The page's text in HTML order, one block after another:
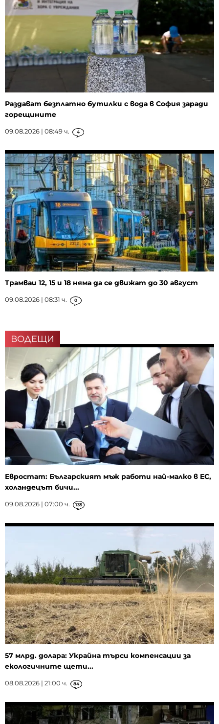
Раздават безплатно бутилки с вода в София заради
горещините
09.08.2026 | 08:49 ч. 4
Трамваи 12, 15 и 18 няма да се движат до 30 август
09.08.2026 | 08:31 ч. 0
ВОДЕЩИ
Евростат: Българският мъж работи най-малко в ЕС,
холандецът бичи...
09.08.2026 | 07:00 ч. 135
57 млрд. долара: Украйна търси компенсации за
екологичните щети...
08.08.2026 | 21:00 ч. 84